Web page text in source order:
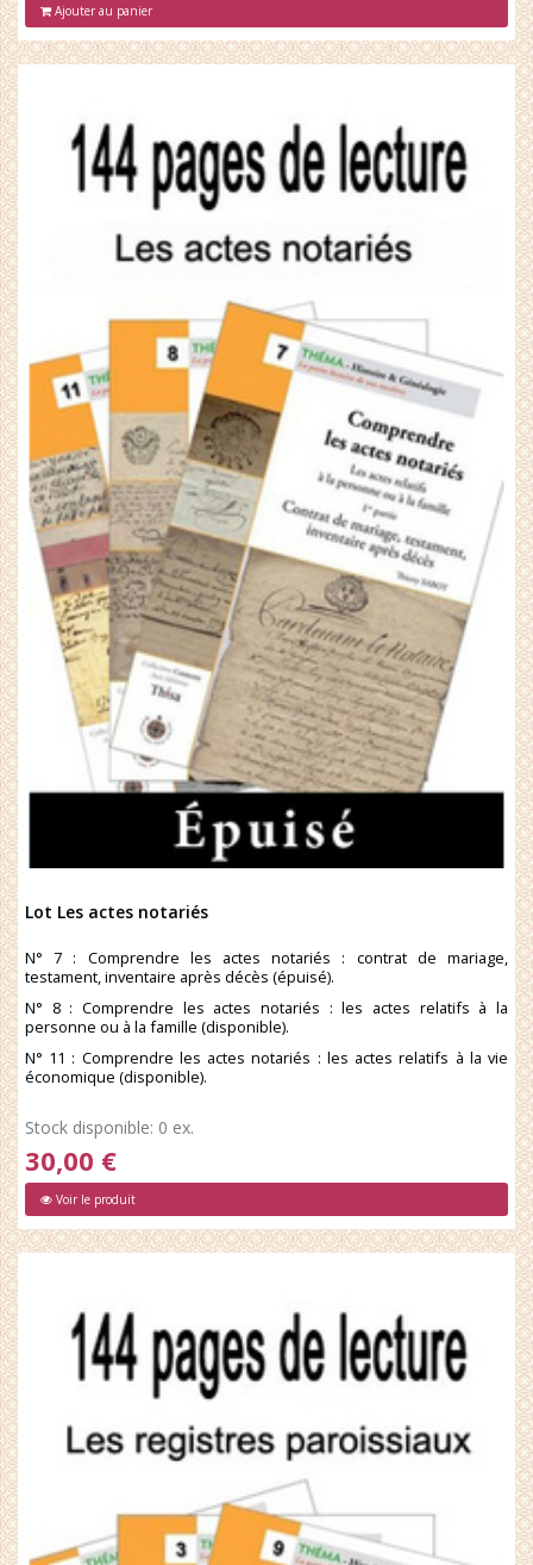
Ajouter au panier
Lot Les actes notariés
N° 7 : Comprendre les actes notariés : contrat de mariage,
testament, inventaire après décès (épuisé).
N° 8 : Comprendre les actes notariés : les actes relatifs à la
personne ou à la famille (disponible).
N° 11 : Comprendre les actes notariés : les actes relatifs à la vie
économique (disponible).
Stock disponible: 0 ex.
30,00 €
Voir le produit